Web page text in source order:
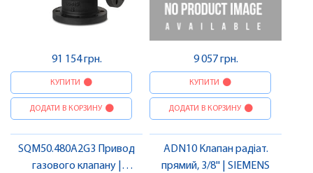
91 154 грн.
КУПИТИ
ДОДАТИ В КОРЗИНУ
9 057 грн.
КУПИТИ
ДОДАТИ В КОРЗИНУ
SQM50.480A2G3 Привод
газового клапану |
ADN10 Клапан радіат.
прямий, 3/8'' | SIEMENS